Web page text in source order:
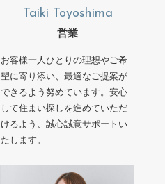
Taiki Toyoshima
営業
お客様一人ひとりの理想やご希
望に寄り添い、最適なご提案が
できるよう努めています。安心
して住まい探しを進めていただ
けるよう、誠心誠意サポートい
たします。